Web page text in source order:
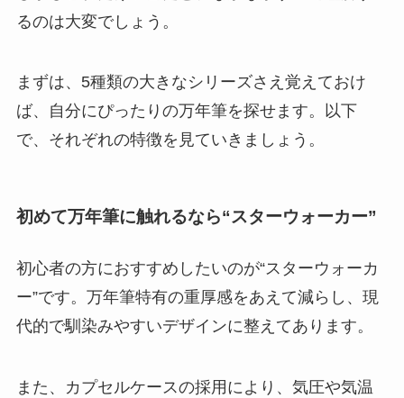
るのは大変でしょう。
まずは、5種類の大きなシリーズさえ覚えておけ
ば、自分にぴったりの万年筆を探せます。以下
で、それぞれの特徴を見ていきましょう。
初めて万年筆に触れるなら“スターウォーカー”
初心者の方におすすめしたいのが“スターウォーカ
ー”です。万年筆特有の重厚感をあえて減らし、 現
代的で馴染みやすいデザインに整えてあります。
また、カプセルケースの採用により、気圧や気温